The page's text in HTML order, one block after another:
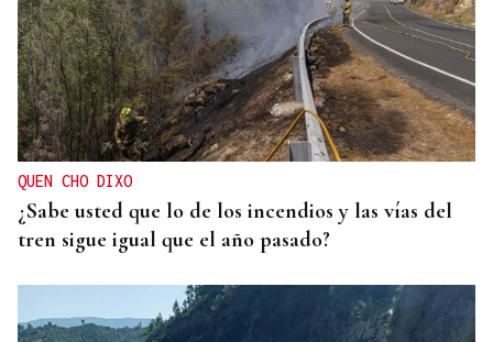
QUEN CHO DIXO
¿Sabe usted que lo de los incendios y las vías del
tren sigue igual que el año pasado?